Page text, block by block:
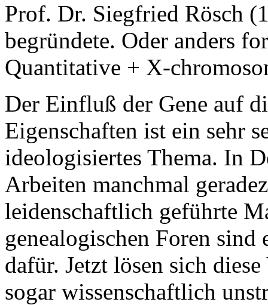
Prof. Dr. Siegfried Rösch
begründete. Oder anders
Quantitative + X-
Der Einfluß der Gene auf
Eigenschaften ist ein sehr
ideologisiertes Thema. In
Arbeiten manchmal
leidenschaftlich geführte
genealogischen Foren
dafür. Jetzt lösen sich
sogar wissenschaftlich